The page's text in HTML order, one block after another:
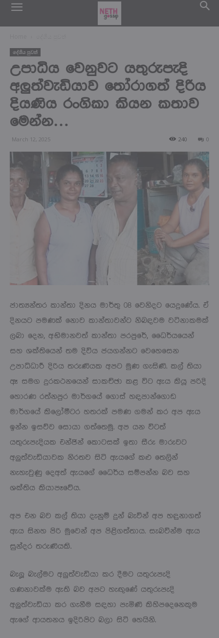
දේශිය පුවත්
උපාධිය වෙනුවට යතුරුපැදි
අලුත්වැඩියාව තෝරාගත් දිරිය
දියණිය රංගිකා කියන කතාව
මෙන්න…
March 12, 2025 0
240
ජාත්‍යන්තර කාන්තා දිනය මාර්තු 08 වෙනිදට යෙදුණේය. ඒ
දිනයට පමණක් නොව කාන්තාවන්ට නිබඳවම වටිනාකමක්
ලබා දෙන, අභිමානවත් කාන්තා පරපුරේ, ධෛර්යයෙන්
සහ ශක්තියෙන් තම දිවිය ජයගන්නට වෙහෙසෙන
උපාධිධාරී දිරිය තරුණියක අපට මුණ ගැසිණි. කල් තියා
ඈ සමග දුරකථනයෙන් සාකච්ඡා කළ විට ඇය කියූ පරිදි
හොරණ රත්නපුර මාර්ගයේ ගොස් හඳපාන්ගොඩ
මාර්ගයේ කිලෝමීටර හතරක් පමණ ගමන් කර අප ඇය
ඉන්න ඉසව්ව සොයා ගත්තෙමු. අප යන විටත්
යතුරුපැදියක එන්ජින් කොටසක් ඉතා සීරු මාරුවට
අලුත්වැඩියාවක නිරතව සිටි ඇයගේ කළු තෙලින්
නැහැවුණු දෙඅත් ඇයගේ ධෛර්ය සම්පන්න බව සහ
ශක්තිය කියාපෑවේය.
අප එන බව කල් තියා දැනුම් දුන් බැවින් අප හඳුනාගත්
ඇය සිනහ පිරි මුවෙන් අප පිළිගත්තාය. සැබවින්ම ඇය
සුන්දර තරුණියකි.
බැලූ බැල්මට අලුත්වැඩියා කර දීමට යතුරුපැදි
ගණනාවක්ම ඇති බව අපට හැඟුණේ යතුරුපැදි
අලුත්වැඩියා කර ගැනීම සඳහා පැමිණි කිහිපදෙනෙකුම
ඇගේ ආයතනය ඉදිරිපිට බලා සිටි හෙයිනි.